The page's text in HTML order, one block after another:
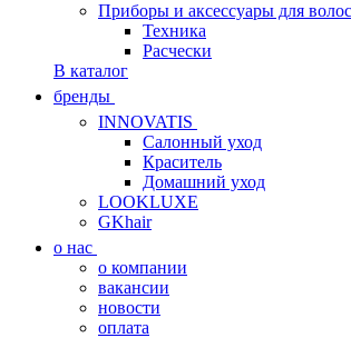
Приборы и аксессуары для волос
Техника
Расчески
В каталог
бренды
INNOVATIS
Cалонный уход
Краситель
Домашний уход
LOOKLUXE
GKhair
о нас
о компании
вакансии
новости
оплата